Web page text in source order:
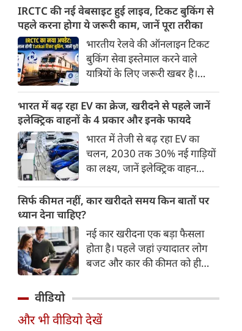
भू-राजनीति से लेकर कृत्रिम
बुद्धिमत्ता, जलवायु परिवर्तन से लेकर
क्रिकेट तक हर विषय पर बहस कर
सकते हैं, तो उस जीव पर भी एक
गंभीर चर्चा बनती है जिसने किसी भी
सभ्यता से पहले इंसान का साथ चुना
था। दुर्भाग्य यह है कि आज कुत्तों के
बारे में हमारी राय पशु-चिकित्सकों,
व्यवहार वैज्ञानिकों या विशेषज्ञों से
कम... और व्हाट्सऐप यूनिवर्सिटी से
ज़्यादा बनती है।
IRCTC की नई वेबसाइट हुई लाइव, टिकट बुकिंग से
पहले करना होगा ये जरूरी काम, जानें पूरा तरीका
भारतीय रेलवे की ऑनलाइन टिकट
बुकिंग सेवा इस्तेमाल करने वाले
यात्रियों के लिए जरूरी खबर है।
वेबसाइट का बीटा वर्जन लॉन्च कर
दिया है। करीब 24 साल पुराने
इंटरफेस के बाद वेबसाइट को नए
डिजाइन और कई नए फीचर्स के साथ
अपडेट किया गया है।
भारत में बढ़ रहा EV का क्रेज, खरीदने से पहले जानें
इलेक्ट्रिक वाहनों के 4 प्रकार और इनके फायदे
भारत में तेजी से बढ़ रहा EV का
चलन, 2030 तक 30% नई गाड़ियों
का लक्ष्य, जानें इलेक्ट्रिक वाहन
200 अरब रुपए का मौका
सिर्फ कीमत नहीं, कार खरीदते समय किन बातों पर
ध्यान देना चाहिए?
नई कार खरीदना एक बड़ा फैसला
होता है। पहले जहां ज़्यादातर लोग
बजट और कार की कीमत को ही
खरीदते समय किन बातों पर ध्यान
वीडियो
और भी वीडियो देखें